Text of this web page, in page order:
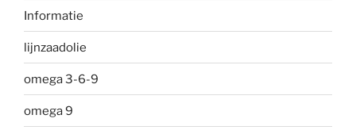
Informatie
lijnzaadolie
omega 3-6-9
omega 9